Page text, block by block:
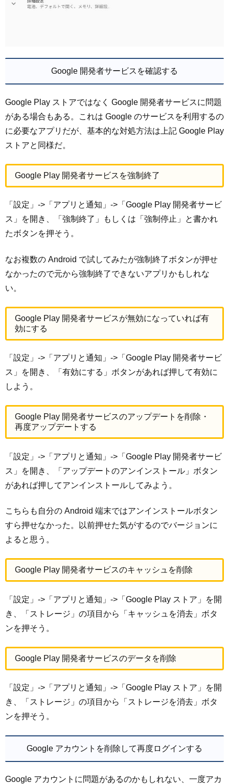
Google 開発者サービスを確認する
Google Play ストアではなく Google 開発者サービスに問題
がある場合もある。これは Google のサービスを利用するの
に必要なアプリだが、基本的な対処方法は上記 Google Play
ストアと同様だ。
Google Play 開発者サービスを強制終了
「設定」->「アプリと通知」->「Google Play 開発者サービ
ス」を開き、「強制終了」もしくは「強制停止」と書かれ
たボタンを押そう。
なお複数の Android で試してみたが強制終了ボタンが押せ
なかったので元から強制終了できないアプリかもしれな
い。
Google Play 開発者サービスが無効になっていれば有
効にする
「設定」->「アプリと通知」->「Google Play 開発者サービ
ス」を開き、「有効にする」ボタンがあれば押して有効に
しよう。
Google Play 開発者サービスのアップデートを削除・
再度アップデートする
「設定」->「アプリと通知」->「Google Play 開発者サービ
ス」を開き、「アップデートのアンインストール」ボタン
があれば押してアンインストールしてみよう。
こちらも自分の Android 端末ではアンインストールボタン
すら押せなかった。以前押せた気がするのでバージョンに
よると思う。
Google Play 開発者サービスのキャッシュを削除
「設定」->「アプリと通知」->「Google Play ストア」を開
き、「ストレージ」の項目から「キャッシュを消去」ボタ
ンを押そう。
Google Play 開発者サービスのデータを削除
「設定」->「アプリと通知」->「Google Play ストア」を開
き、「ストレージ」の項目から「ストレージを消去」ボタ
ンを押そう。
Google アカウントを削除して再度ログインする
Google アカウントに問題があるのかもしれない、一度アカ